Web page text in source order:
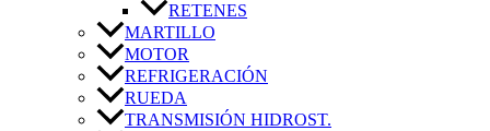
RETENES
MARTILLO
MOTOR
REFRIGERACIÓN
RUEDA
TRANSMISIÓN HIDROST.